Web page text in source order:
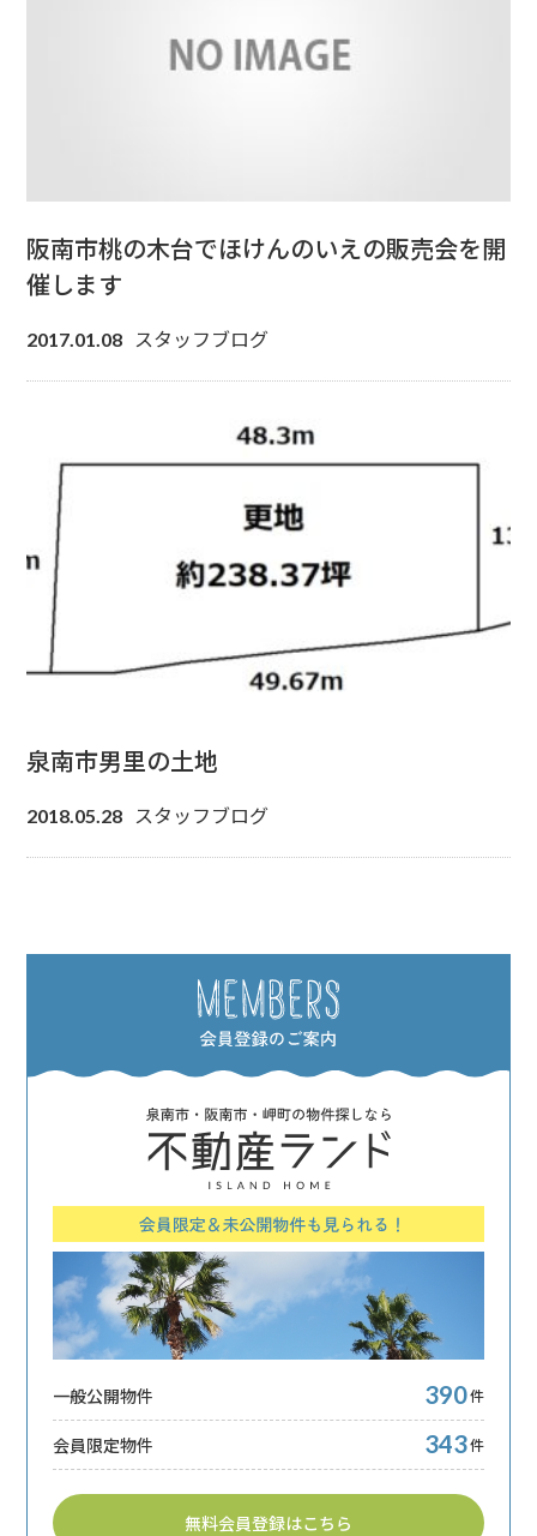
阪南市桃の木台でほけんのいえの販売会を開
催します
2017.01.08 スタッフブログ
泉南市男里の土地
2018.05.28 スタッフブログ
一般公開物件 390件
会員限定物件 343件
無料会員登録はこちら